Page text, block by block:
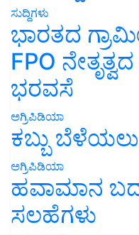
ಸುದ್ದಿಗಳು
ಭಾರತದ
FPO
ಭರವಸೆ
ಅಗ್ರಿಪಿಡಿಯಾ
ಕಬ್ಬು
ಅಗ್ರಿಪಿಡಿಯಾ
ಹವಾಮಾನ
ಸಲಹೆಗಳು